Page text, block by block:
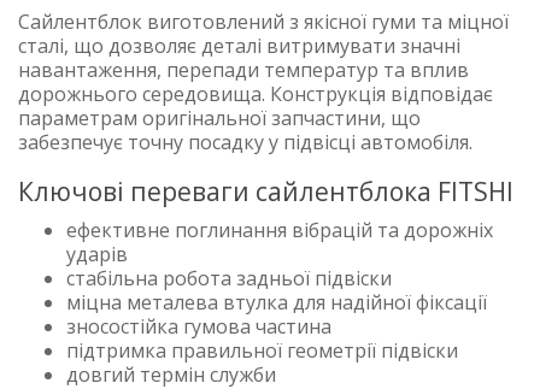
Сайлентблок виготовлений з якісної гуми та міцної
сталі, що дозволяє деталі витримувати значні
навантаження, перепади температур та вплив
дорожнього середовища. Конструкція відповідає
параметрам оригінальної запчастини, що
забезпечує точну посадку у підвісці автомобіля.
Ключові переваги сайлентблока FITSHI
ефективне поглинання вібрацій та дорожніх
ударів
стабільна робота задньої підвіски
міцна металева втулка для надійної фіксації
зносостійка гумова частина
підтримка правильної геометрії підвіски
довгий термін служби